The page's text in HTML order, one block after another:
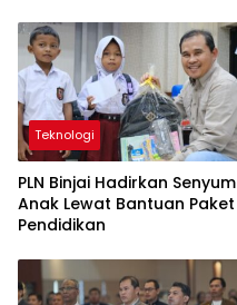
Teknologi
PLN Binjai Hadirkan Senyum
Anak Lewat Bantuan Paket
Pendidikan